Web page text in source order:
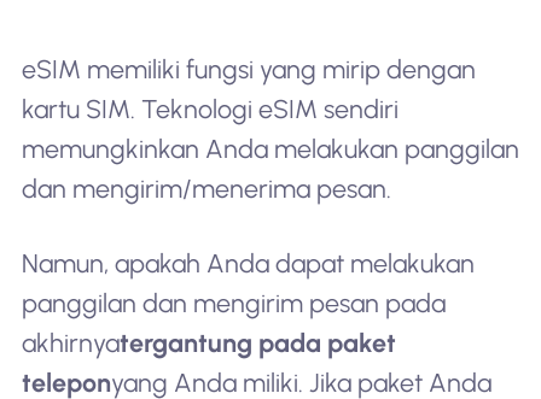
eSIM memiliki fungsi yang mirip dengan
kartu SIM. Teknologi eSIM sendiri
memungkinkan Anda melakukan panggilan
dan mengirim/menerima pesan.
Namun, apakah Anda dapat melakukan
panggilan dan mengirim pesan pada
akhirnyatergantung pada paket
teleponyang Anda miliki. Jika paket Anda